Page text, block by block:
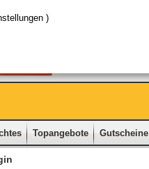
Topangebote Gutscheine
)